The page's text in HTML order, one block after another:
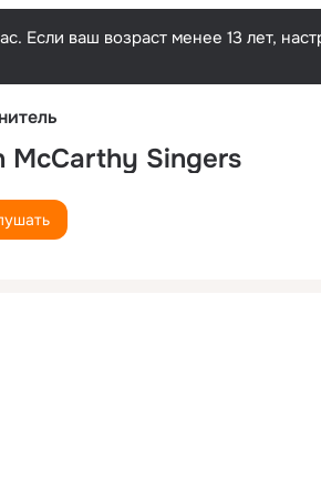
Если ваш возраст менее 13 лет,
McCarthy Singers